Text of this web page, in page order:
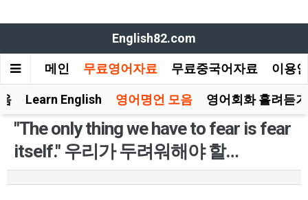
English82.com
메인 무료영어자료 무료중국어자료 이용
Learn English 영어명언 모음 영어회화 흘려듣기
"The only thing we have to fear is fear
itself." 우리가 두려워해야 할…